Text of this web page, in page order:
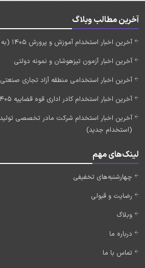
آخرین مطالب وبلاگ
آخرین اخبار استخدام آموزش و پرورش 1405 (به زودی)
آخرین اخبار آزمون تیزهوشان و نمونه دولتی
آخرین اخبار استخدامی منطقه آزاد تجاری صنعتی 1405
آخرین اخبار استخدام کادر اداری قوه قضاییه 1405 (به زودی)
(استخدام جدید)
لینک‌های مهم
چهارشنبه‌های تخفیفی
رضایت و قبولی
وبلاگ
درباره ما
تماس با ما